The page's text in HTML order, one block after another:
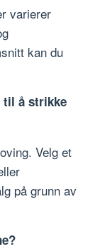
varierer
kan du
til å strikke
Velg et
på grunn av